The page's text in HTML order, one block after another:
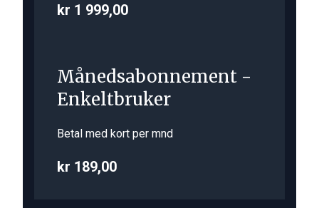
kr 1 999,00
Månedsabonnement -
Enkeltbruker
Betal med kort per mnd
kr 189,00